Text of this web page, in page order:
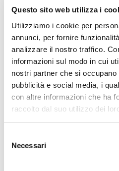
Questo sito web utilizza i
Utilizziamo i cookie per
annunci, per fornire
analizzare il nostro traffico.
informazioni sul modo in cui
nostri partner che si occupano
pubblicità e social media, i
con altre informazioni che ha
raccolto dal suo utilizzo dei
delNecessari